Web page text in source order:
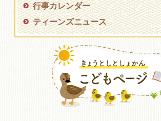
行事カレンダー
ティーンズニュース